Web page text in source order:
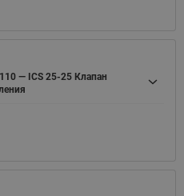
— ICS 25-25 Клапан